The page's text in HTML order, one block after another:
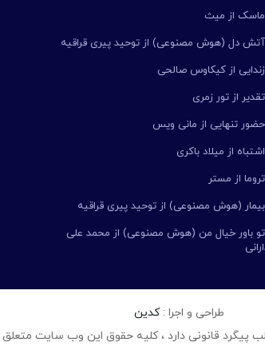
ماسک از میث
آتش دل (هوش مصنوعی) از توحید پیری قراقیه
از کیکاوس صالحی
از تور زمری
تنهایی از مانی ویس
از میلاد باکری
از مستر
بیمار (هوش مصنوعی) از توحید پیری قراقیه
تو باور خیال من (هوش مصنوعی) از محمد علی
طراحی و اجرا :کدین
پیگرد قانونی دارد ، کلیه حقوق این وب سایت